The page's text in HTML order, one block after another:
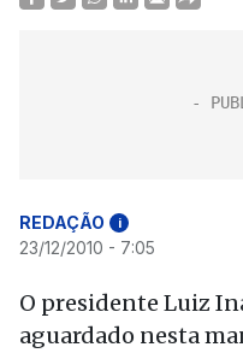
REDAÇÃO i
23/12/2010 - 7:05
O presidente Luiz
aguardado nesta